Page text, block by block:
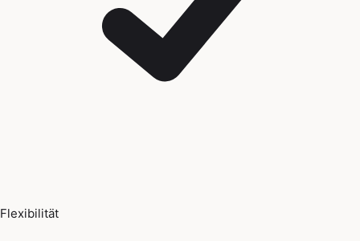
Flexibilität